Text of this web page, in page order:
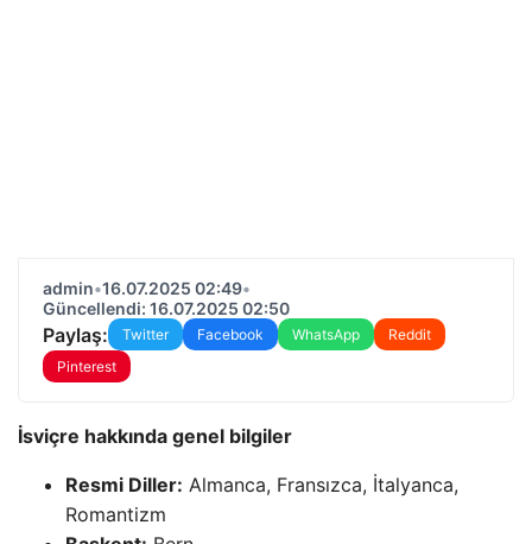
admin•16.07.2025 02:49•
Güncellendi: 16.07.2025 02:50
Paylaş: Twitter Facebook WhatsApp
Reddit
Pinterest
İsviçre hakkında genel bilgiler
Resmi Diller: Almanca, Fransızca, İtalyanca,
Romantizm